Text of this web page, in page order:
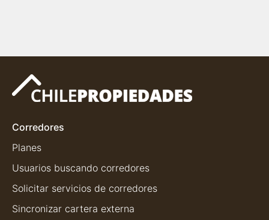
Corredores
Planes
Usuarios buscando corredores
Solicitar servicios de corredores
Sincronizar cartera externa